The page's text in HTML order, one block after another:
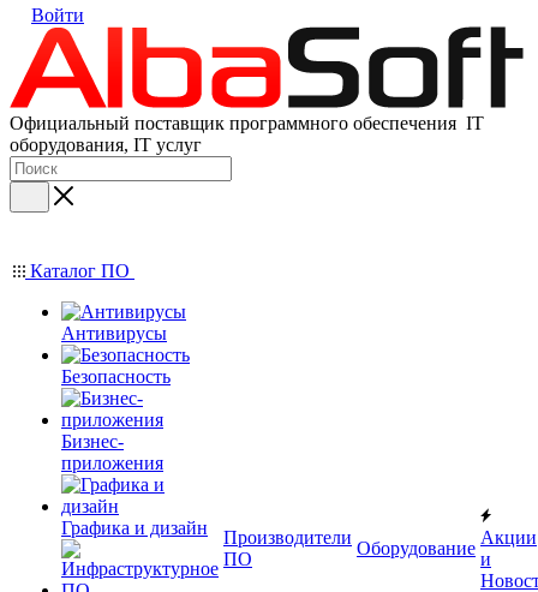
Войти
Официальный поставщик программного обеспечения IT
оборудования, IT услуг
Каталог ПО
Антивирусы
Безопасность
Бизнес-
приложения
Графика и дизайн
Производители
ПО
Оборудование
Акции
и